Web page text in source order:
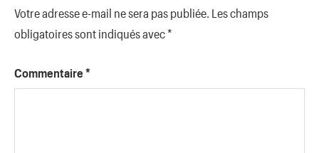
Votre adresse e-mail ne sera pas publiée. Les champs
obligatoires sont indiqués avec*
Commentaire *